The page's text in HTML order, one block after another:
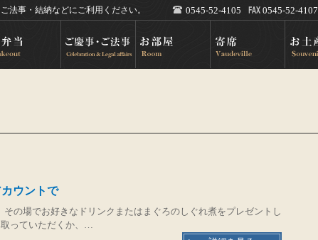
事・結納などにご利用ください。 0545-52-4105 0545-52-4107
ウントで
の場でお好きなドリンクまたはまぐろのしぐれ煮をプレゼントし
っていただくか、…